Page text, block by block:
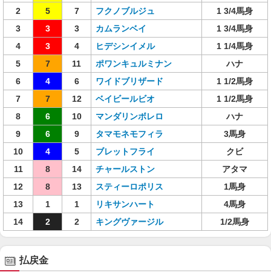
2
5 7 フクノブルジュ
1 3/4馬身
3
3 3 カムランベイ
1 3/4馬身
4
3 4 ヒデシンイメル
1 1/4馬身
5
7 11 ポワンキュルミナン
ハナ
6
4 6 ワイドブリザード
1 1/2馬身
7
7 12 ベイビールビオ
1 1/2馬身
8
6 10 マンダリンボレロ
ハナ
9
6 9 タマモネモフィラ
3馬身
10
4 5 ブレットフライ
クビ
11
8 14 チャールストン
アタマ
12
8 13 スティーロポリス
1馬身
13
1 1 リキサンハート
4馬身
14
2 2 キングヴァージル 1/2馬身
払戻金